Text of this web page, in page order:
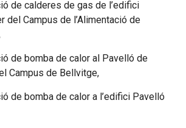
de calderes de gas de l’edifici
del Campus de l’Alimentació de
de bomba de calor al Pavelló de
Campus de Bellvitge,
de bomba de calor a l’edifici Pavelló